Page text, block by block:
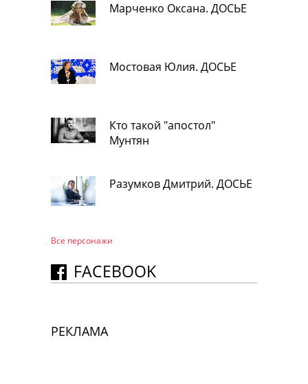
Марченко Оксана. ДОСЬЕ
Мостовая Юлия. ДОСЬЕ
Кто такой "апостол"
Мунтян
Разумков Дмитрий. ДОСЬЕ
Все персонажи
FACEBOOK
РЕКЛАМА